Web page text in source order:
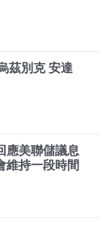
茲別克 安達
應美聯儲議息
維持一段時間